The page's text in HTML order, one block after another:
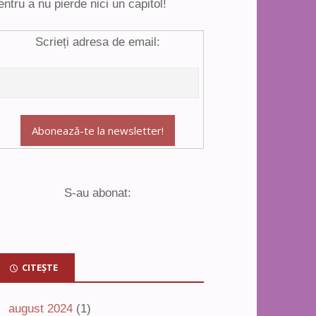
a nu pierde nici un capitol!
Scrieți adresa de email:
S-au abonat:
CITEȘTE
august 2024 (1)